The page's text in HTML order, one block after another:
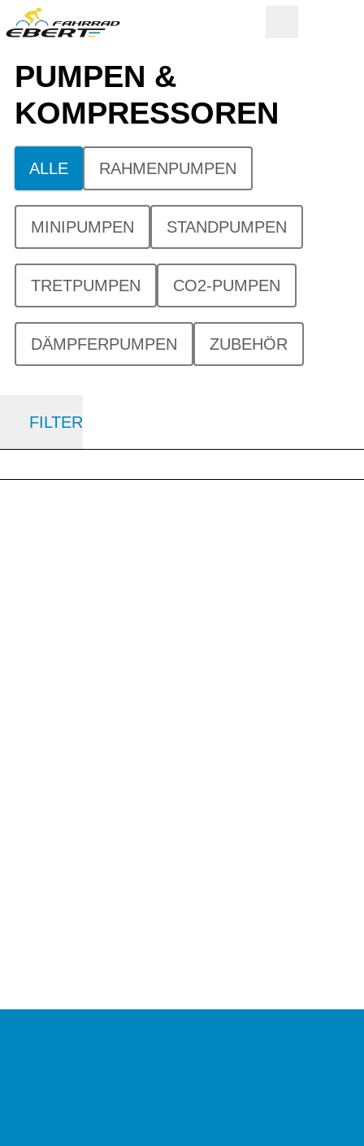
PUMPEN &
KOMPRESSOREN
ALLE RAHMENPUMPEN
MINIPUMPEN STANDPUMPEN
TRETPUMPEN CO2-PUMPEN
DÄMPFERPUMPEN ZUBEHÖR
FILTER